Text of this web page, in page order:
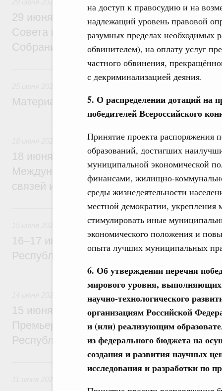
на доступ к правосудию и на
надлежащий уровень правовой
разумных пределах необходимых
обвинителем), на оплату услуг
частного обвинения,
с декриминализацией деяния.
5. О распределении дотаций на
победителей Всероссийского
Принятие проекта распоряжения
образований, достигших
муниципальной экономической
финансами, жилищно-
среды жизнедеятельности
местной демократии, укрепления
стимулировать иные
экономического положения и
опыта лучших муниципальных
6. Об утверждении перечня
мирового уровня, выполняющих
научно-технологического
организациям Российской
и (или) реализующим
из федерального бюджета на
создания и развития научных
исследования и разработки по
29 июня Михаил Мишустин встретится с
Совета палаты Совета Федерации
Собрания
25 июня, четверг
Материалы к заседанию Правительства
18 июня Михаил Мишустин примет
Международной конференции по
связей и развитию креативных и
15 июня, понедельник
16–17 июня Михаил Мишустин посетит с
Республику Узбекистан
14 июня, воскресенье
15 июня Михаил Мишустин проведёт
Премьер-министром Лаосской Народно-
Республики Сонсаем Сипхандоном
11 июня, четверг